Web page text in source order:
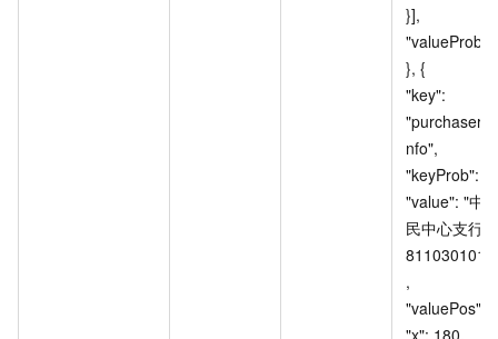
}],
"valueProb":
}, {
"key":
nfo",
"keyProb":
"value": "中
民中心支行
,
"valuePos":
"x": 180,